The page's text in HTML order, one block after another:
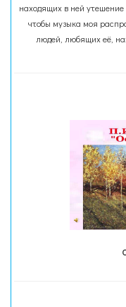
находящих в ней
чтобы музыка моя
людей, любящих её,